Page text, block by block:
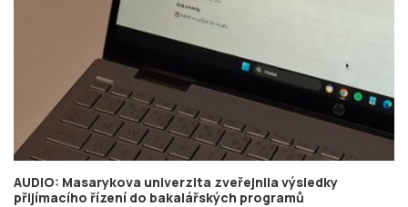
AUDIO: Masarykova univerzita zveřejnila výsledky
přijímacího řízení do bakalářských programů